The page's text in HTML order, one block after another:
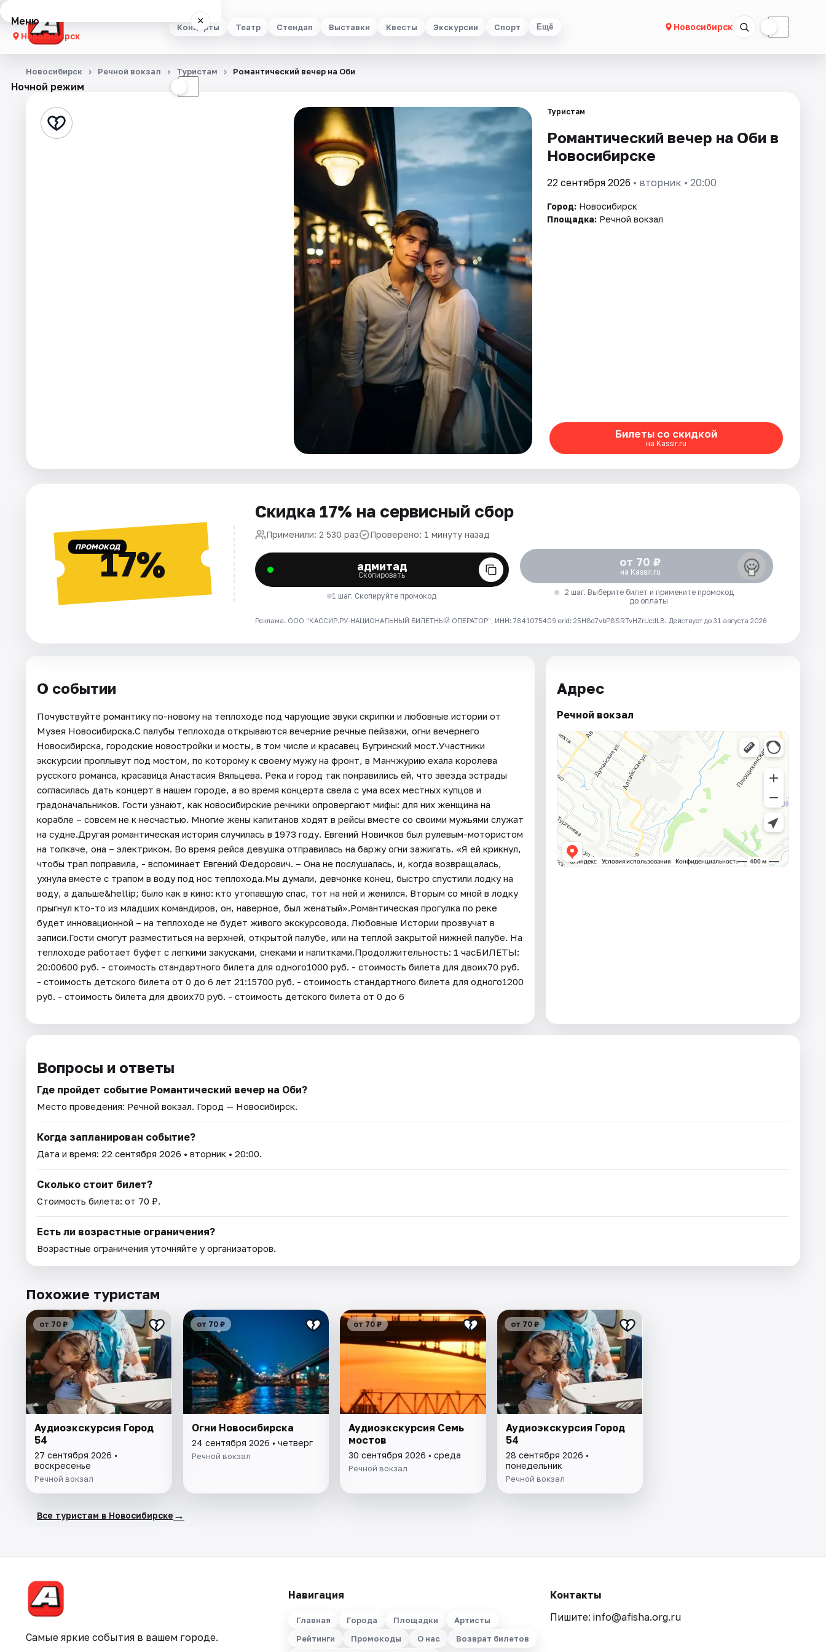
Концерты Театр Стендап Выставки Квесты Экскурсии Спорт Ещё Новосибирск ☾
Меню ×
Новосибирск
Концерты
Стендап
Ночной режим ☾
Новосибирск Речной вокзал Туристам Романтический вечер на Оби
Туристам
Романтический вечер на Оби в
Новосибирске
22 сентября 2026 • вторник • 20:00
Город: Новосибирск
Площадка: Речной вокзал
Билеты со скидкой
на Kassir.ru
ПРОМОКОД17%
Скидка 17% на сервисный сбор
Применили: 2 530 раз Проверено: 1 минуту назад
адмитад
Скопировать
1 шаг. Скопируйте промокод
от 70 ₽
на Kassir.ru
2 шаг. Выберите билет и примените промокод
до оплаты
Реклама. ООО "КАССИР.РУ-НАЦИОНАЛЬНЫЙ БИЛЕТНЫЙ ОПЕРАТОР", ИНН: 7841075409 erid: 25H8d7vbP8SRTvHZrUcdLB. Действует до 31 августа 2026
О событии
Почувствуйте романтику по-новому на теплоходе под чарующие звуки скрипки и любовные истории от
Музея Новосибирска.С палубы теплохода открываются вечерние речные пейзажи, огни вечернего
Новосибирска, городские новостройки и мосты, в том числе и красавец Бугринский мост.Участники
экскурсии проплывут под мостом, по которому к своему мужу на фронт, в Манчжурию ехала королева
русского романса, красавица Анастасия Вяльцева. Река и город так понравились ей, что звезда эстрады
согласилась дать концерт в нашем городе, а во время концерта свела с ума всех местных купцов и
градоначальников. Гости узнают, как новосибирские речники опровергают мифы: для них женщина на
корабле – совсем не к несчастью. Многие жены капитанов ходят в рейсы вместе со своими мужьями служат
на судне.Другая романтическая история случилась в 1973 году. Евгений Новичков был рулевым-мотористом
на толкаче, она – электриком. Во время рейса девушка отправилась на баржу огни зажигать. «Я ей крикнул,
чтобы трап поправила, - вспоминает Евгений Федорович. – Она не послушалась, и, когда возвращалась,
ухнула вместе с трапом в воду под нос теплохода.​Мы думали, девчонке конец, быстро спустили лодку на
воду, а дальше&hellip; было как в кино: кто утопавшую спас, тот на ней и женился. Вторым со мной в лодку
прыгнул кто-то из младших командиров, он, наверное, был женатый».Романтическая прогулка по реке
будет инновационной – на теплоходе не будет живого экскурсовода. Любовные Истории прозвучат в
записи.Гости смогут разместиться на верхней, открытой палубе, или на теплой закрытой нижней палубе. На
теплоходе работает буфет с легкими закусками, снеками и напитками.Продолжительность: 1 часБИЛЕТЫ:
20:00600 руб. - стоимость стандартного билета для одного1000 руб. - стоимость билета для двоих70 руб.
- стоимость детского билета от 0 до 6 лет 21:15700 руб. - стоимость стандартного билета для одного1200
руб. - стоимость билета для двоих70 руб. - стоимость детского билета от 0 до 6
Адрес
Речной вокзал
Вопросы и ответы
Где пройдет событие Романтический вечер на Оби?
Место проведения: Речной вокзал. Город — Новосибирск.
Когда запланирован событие?
Дата и время: 22 сентября 2026 • вторник • 20:00.
Сколько стоит билет?
Стоимость билета: от 70 ₽.
Есть ли возрастные ограничения?
Возрастные ограничения уточняйте у организаторов.
Похожие туристам
от 70 ₽
Аудиоэкскурсия Город
54
27 сентября 2026 •
воскресенье
Речной вокзал
от 70 ₽
Огни Новосибирска
24 сентября 2026 • четверг
Речной вокзал
от 70 ₽
Аудиоэкскурсия Семь
мостов
30 сентября 2026 • среда
Речной вокзал
от 70 ₽
Аудиоэкскурсия Город
54
28 сентября 2026 •
понедельник
Речной вокзал
Все туристам в Новосибирске →
Самые яркие события в вашем городе.
Навигация
Главная Города Площадки
Артисты
Рейтинги
Промокоды О нас Возврат билетов
Контакты
Пишите: info@afisha.org.ru